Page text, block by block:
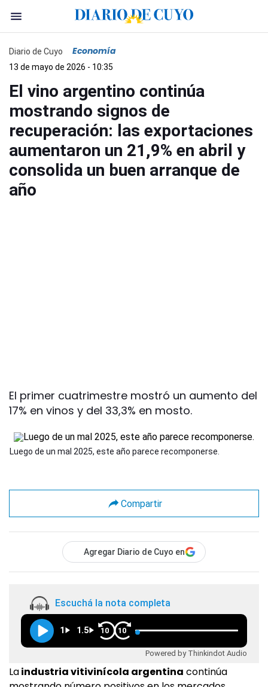
Diario de Cuyo Economía
13 de mayo de 2026 - 10:35
El vino argentino continúa
mostrando signos de
recuperación: las exportaciones
aumentaron un 21,9% en abril y
consolida un buen arranque de
año
El primer cuatrimestre mostró un aumento del
17% en vinos y del 33,3% en mosto.
Luego de un mal 2025, este año parece recomponerse.
Compartir
Agregar Diario de Cuyo en
Escuchá la nota completa
1 1.5 10 10
Powered by Thinkindot Audio
Laindustria vitivinícola argentina continúa